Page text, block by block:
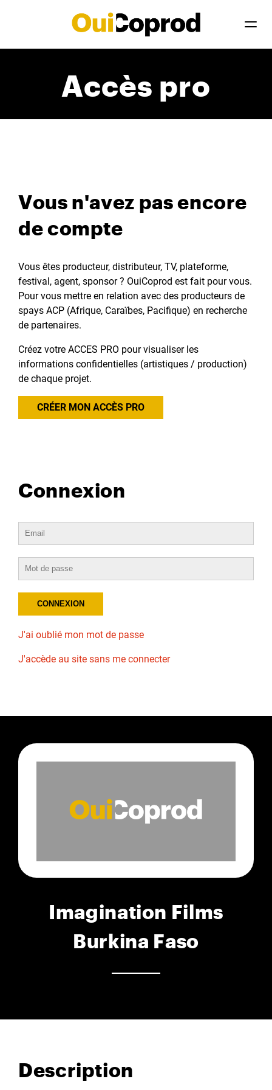
Accès pro
Vous n'avez pas encore
de compte
Vous êtes producteur, distributeur, TV, plateforme,
festival, agent, sponsor ? OuiCoprod est fait pour vous.
Pour vous mettre en relation avec des producteurs de
spays ACP (Afrique, Caraïbes, Pacifique) en recherche
de partenaires.
Créez votre ACCES PRO pour visualiser les
informations confidentielles (artistiques / production)
de chaque projet.
CRÉER MON ACCÈS PRO
Connexion
J'ai oublié mon mot de passe
J'accède au site sans me connecter
Imagination Films
Burkina Faso
Description